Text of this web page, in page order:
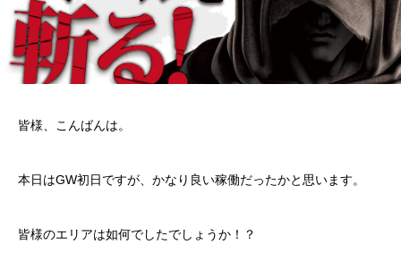
皆様、こんばんは。
本日はGW初日ですが、かなり良い稼働だったかと思います。
皆様のエリアは如何でしたでしょうか！？